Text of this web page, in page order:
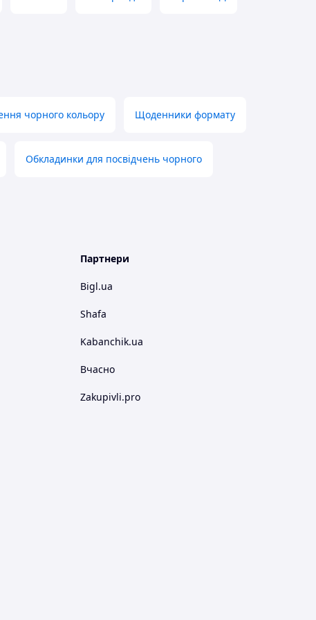
чорного кольору Щоденники формату
Обкладинки для посвідчень чорного
Партнери
Bigl.ua
Shafa
Kabanchik.ua
Вчасно
Zakupivli.pro